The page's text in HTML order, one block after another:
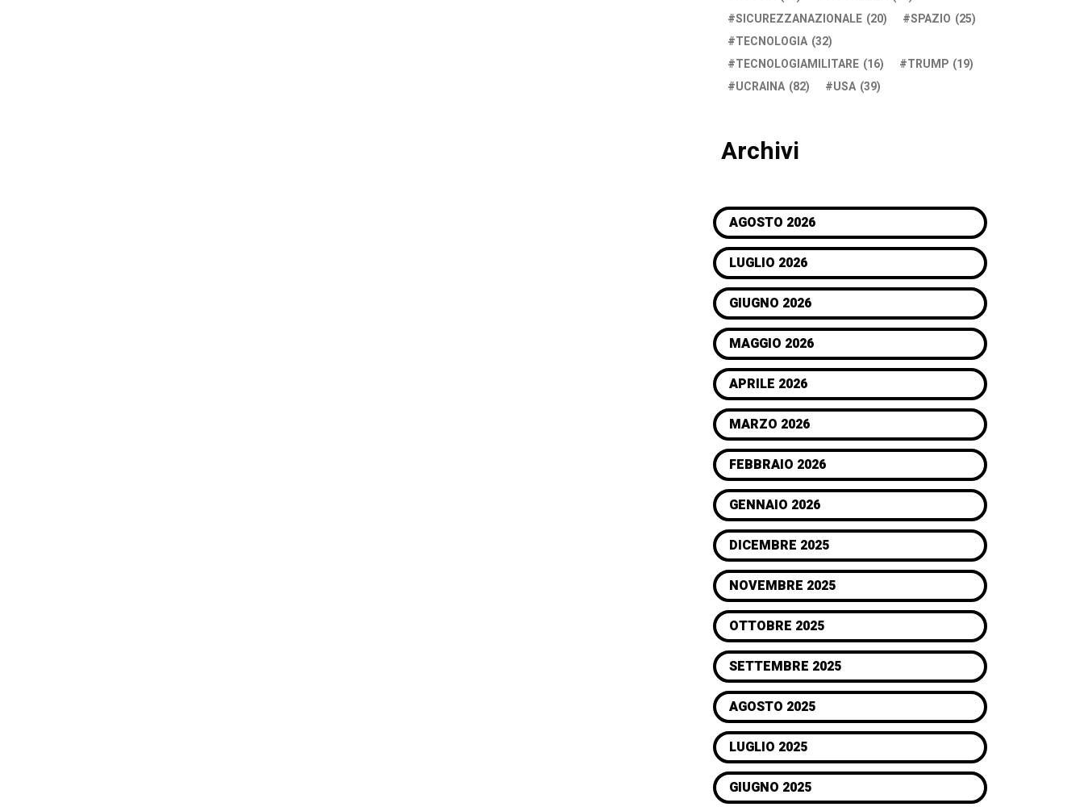
SICUREZZANAZIONALE (20) SPAZIO (25)
TECNOLOGIA (32)
TECNOLOGIAMILITARE (16) TRUMP (19)
UCRAINA (82) USA (39)
Archivi
AGOSTO 2026
LUGLIO 2026
GIUGNO 2026
MAGGIO 2026
APRILE 2026
MARZO 2026
FEBBRAIO 2026
GENNAIO 2026
DICEMBRE 2025
NOVEMBRE 2025
OTTOBRE 2025
SETTEMBRE 2025
AGOSTO 2025
LUGLIO 2025
GIUGNO 2025